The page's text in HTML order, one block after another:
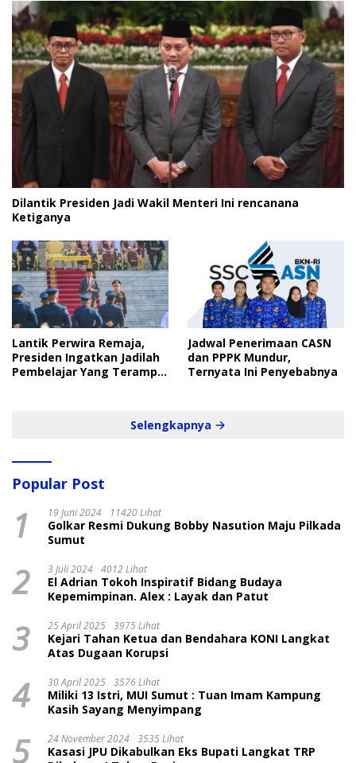
Dilantik Presiden Jadi Wakil Menteri Ini rencanana
Ketiganya
Lantik Perwira Remaja,
Presiden Ingatkan Jadilah
Pembelajar Yang Terampil
Jadwal Penerimaan CASN
dan PPPK Mundur,
Ternyata Ini Penyebabnya
Selengkapnya
Popular Post
1 19 Juni 2024 11420 Lihat
Golkar Resmi Dukung Bobby Nasution Maju Pilkada
Sumut
2 3 Juli 2024 4012 Lihat
El Adrian Tokoh Inspiratif Bidang Budaya
Kepemimpinan. Alex : Layak dan Patut
3 25 April 2025 3975 Lihat
Kejari Tahan Ketua dan Bendahara KONI Langkat
Atas Dugaan Korupsi
4 30 April 2025 3576 Lihat
Miliki 13 Istri, MUI Sumut : Tuan Imam Kampung
Kasih Sayang Menyimpang
5 24 November 2024 3535 Lihat
Kasasi JPU Dikabulkan Eks Bupati Langkat TRP